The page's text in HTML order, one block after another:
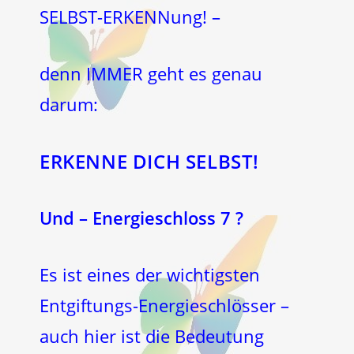
SELBST-ERKENNung! –
denn IMMER geht es genau
darum:
ERKENNE DICH SELBST!
Und – Energieschloss 7 ?
Es ist eines der wichtigsten
Entgiftungs-Energieschlösser –
auch hier ist die Bedeutung